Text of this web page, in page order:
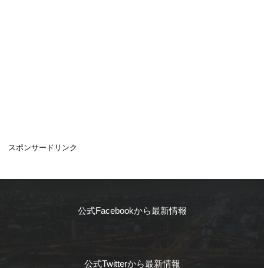
スポンサードリンク
公式Facebookから最新情報
公式Twitterから最新情報